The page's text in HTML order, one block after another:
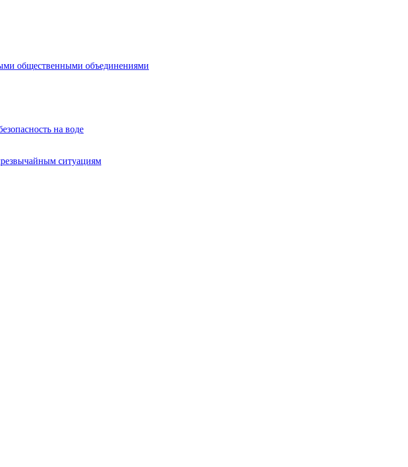
общественными объединениями
на воде
ситуациям